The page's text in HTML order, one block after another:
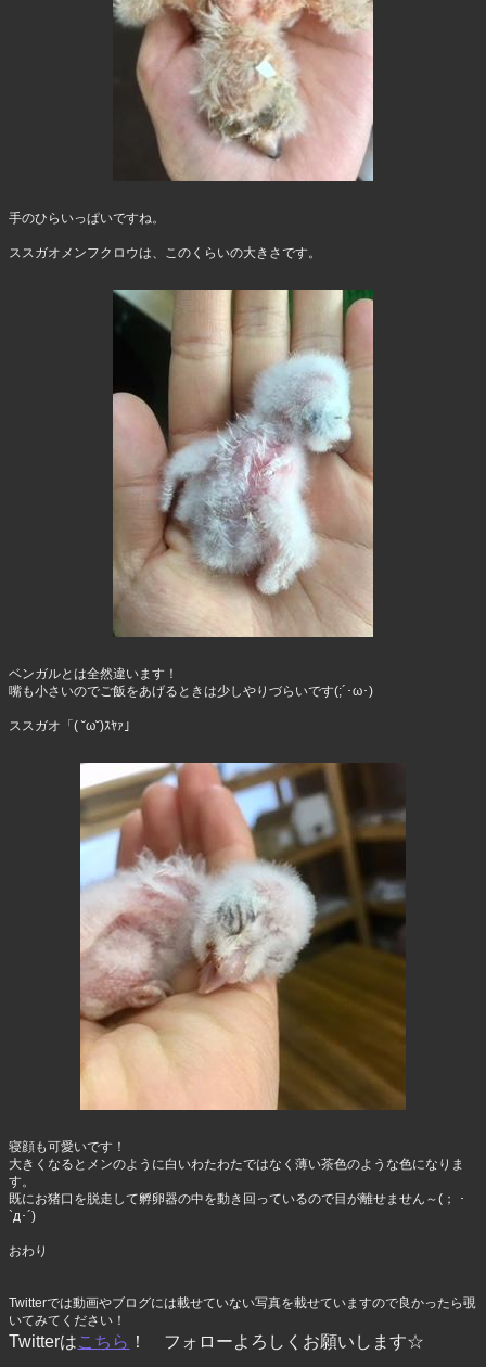
手のひらいっぱいですね。
ススガオメンフクロウは、このくらいの大きさです。
ベンガルとは全然違います！
嘴も小さいのでご飯をあげるときは少しやりづらいです(;´･ω･)
ススガオ「( ˘ω˘)ｽﾔｧ」
寝顔も可愛いです！
大きくなるとメンのように白いわたわたではなく薄い茶色のような色になりま
す。
既にお猪口を脱走して孵卵器の中を動き回っているので目が離せません～(； ･
`д･´)
おわり
Twitterでは動画やブログには載せていない写真を載せていますので良かったら覗
いてみてください！
Twitterはこちら ！ フォローよろしくお願いします☆